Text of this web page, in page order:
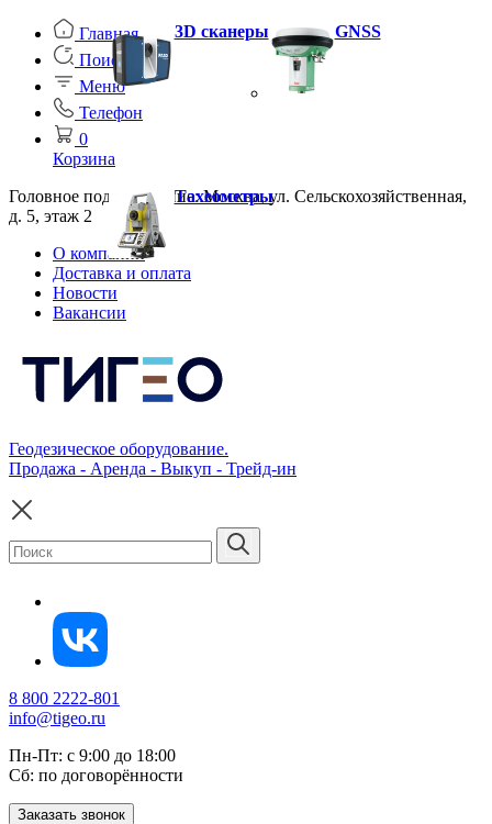
Главная
Поиск
Меню
Телефон
0
Корзина
Головное подразделение: Москва, ул. Сельскохозяйственная,
д. 5, этаж 2
О компании
Доставка и оплата
Новости
Вакансии
Геодезическое оборудование.
Продажа - Аренда - Выкуп - Трейд-ин
8 800 2222-801
info@tigeo.ru
Пн-Пт: с 9:00 до 18:00
Сб: по договорённости
Заказать звонок
3D сканеры GNSS
Тахеометры